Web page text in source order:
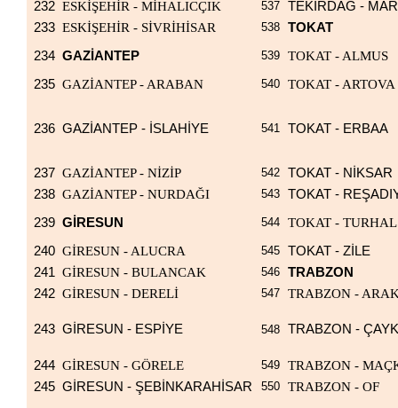
232 ESKİŞEHİR - MİHALICÇIK 537
TEKİRDAĞ -
233 ESKİŞEHİR - SİVRİHİSAR 538
TOKAT
234 GAZİANTEP 539
TOKAT - ALMUS
235 GAZİANTEP - ARABAN 540 TOKAT - ARTOVA
236 GAZİANTEP - İSLAHİYE 541 TOKAT - ERBAA
237 GAZİANTEP - NİZİP 542
TOKAT - NİKSAR
238 GAZİANTEP - NURDAĞI 543
TOKAT -
239 GİRESUN 544
TOKAT - TURHAL
240 GİRESUN - ALUCRA 545
TOKAT - ZİLE
241 GİRESUN - BULANCAK 546
TRABZON
242 GİRESUN - DERELİ 547 TRABZON -
243 GİRESUN - ESPİYE 548 TRABZON -
244 GİRESUN - GÖRELE 549
TRABZON -
245 GİRESUN - ŞEBİNKARAHİSAR 550 TRABZON - OF